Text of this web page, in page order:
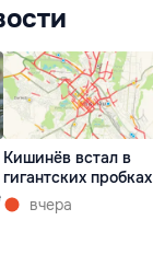
Кишинёв встал в
гигантских пробках
вчера